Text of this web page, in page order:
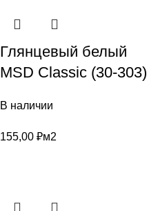
Глянцевый белый
MSD Classic (30-303)
В наличии
155,00 ₽м2